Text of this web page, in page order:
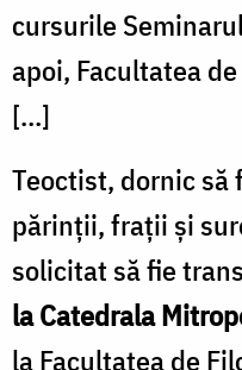
cursurile
apoi, Facultatea
[…]
Teoctist, dornic să
părinţii, fraţii şi
solicitat să fie
la Catedrala
la Facultatea de